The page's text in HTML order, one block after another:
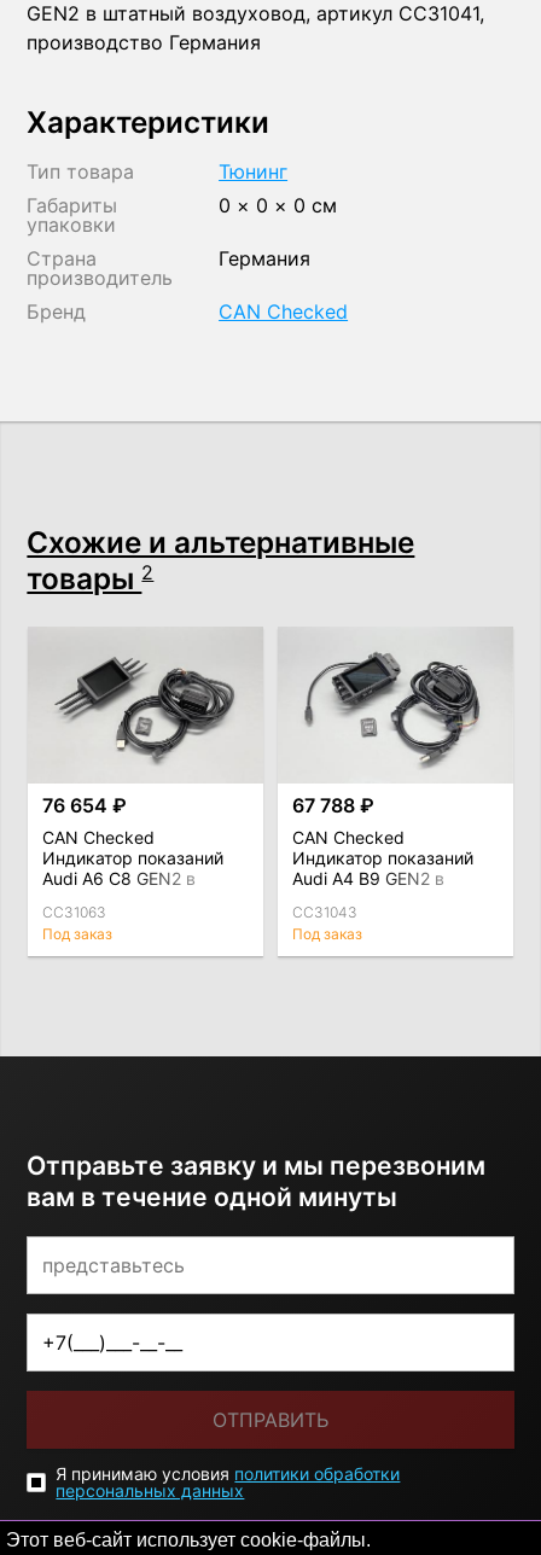
Этот веб-сайт использует cookie-файлы.
GEN2 в штатный воздуховод, артикул CC31041,
производство Германия
Характеристики
Тип товара
Тюнинг
Габариты
упаковки
0 × 0 × 0 см
Страна
производитель
Германия
Бренд CAN Checked
Схожие и альтернативные
товары2
76 654 ₽
CAN Checked
Индикатор показаний
Audi A6 C8 GEN2 в
CC31063
Под заказ
67 788 ₽
CAN Checked
Индикатор показаний
Audi A4 B9 GEN2 в
CC31043
Под заказ
Отправьте заявку и мы перезвоним
вам в течение одной минуты
ОТПРАВИТЬ
Я принимаю условия политики обработки
персональных данных